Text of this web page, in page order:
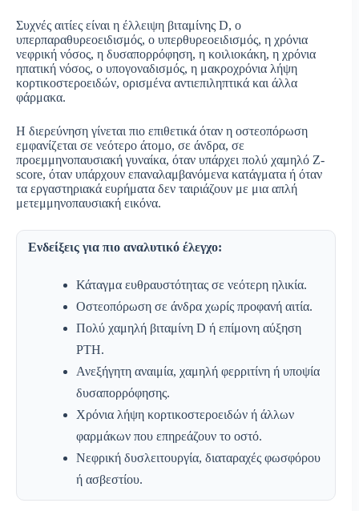
Συχνές αιτίες είναι η έλλειψη βιταμίνης D, ο
υπερπαραθυρεοειδισμός, ο υπερθυρεοειδισμός, η χρόνια
νεφρική νόσος, η δυσαπορρόφηση, η κοιλιοκάκη, η χρόνια
ηπατική νόσος, ο υπογοναδισμός, η μακροχρόνια λήψη
κορτικοστεροειδών, ορισμένα αντιεπιληπτικά και άλλα
φάρμακα.
Η διερεύνηση γίνεται πιο επιθετικά όταν η οστεοπόρωση
εμφανίζεται σε νεότερο άτομο, σε άνδρα, σε
προεμμηνοπαυσιακή γυναίκα, όταν υπάρχει πολύ χαμηλό Z-
score, όταν υπάρχουν επαναλαμβανόμενα κατάγματα ή όταν
τα εργαστηριακά ευρήματα δεν ταιριάζουν με μια απλή
μετεμμηνοπαυσιακή εικόνα.
Ενδείξεις για πιο αναλυτικό έλεγχο:
Κάταγμα ευθραυστότητας σε νεότερη ηλικία.
Οστεοπόρωση σε άνδρα χωρίς προφανή αιτία.
Πολύ χαμηλή βιταμίνη D ή επίμονη αύξηση
PTH.
Ανεξήγητη αναιμία, χαμηλή φερριτίνη ή υποψία
δυσαπορρόφησης.
Χρόνια λήψη κορτικοστεροειδών ή άλλων
φαρμάκων που επηρεάζουν το οστό.
Νεφρική δυσλειτουργία, διαταραχές φωσφόρου
ή ασβεστίου.